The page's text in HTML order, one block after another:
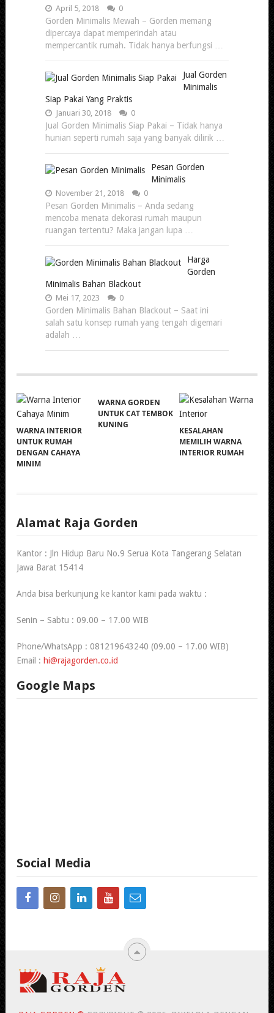
April 5, 2018 0
Gorden Minimalis Mewah – Gorden memang
dipercaya dapat memperindah atau
mempercantik rumah. Tidak hanya berfungsi …
Jual Gorden
Minimalis
Siap Pakai Yang Praktis
Januari 30, 2018 0
Jual Gorden Minimalis Siap Pakai – Tidak hanya
hunian seperti rumah saja yang banyak dilirik …
Pesan Gorden
Minimalis
November 21, 2018 0
Pesan Gorden Minimalis – Anda sedang
mencoba menata dekorasi rumah maupun
ruangan tertentu? Maka jangan lupa …
Harga
Gorden
Minimalis Bahan Blackout
Mei 17, 2023 0
Gorden Minimalis Bahan Blackout – Saat ini
salah satu konsep rumah yang tengah digemari
adalah …
WARNA INTERIOR
UNTUK RUMAH
DENGAN CAHAYA
MINIM
WARNA GORDEN
UNTUK CAT TEMBOK
KUNING
KESALAHAN
MEMILIH WARNA
INTERIOR RUMAH
Alamat Raja Gorden
Kantor : Jln Hidup Baru No.9 Serua Kota Tangerang Selatan
Jawa Barat 15414
Anda bisa berkunjung ke kantor kami pada waktu :
Senin – Sabtu : 09.00 – 17.00 WIB
Phone/WhatsApp : 081219643240 (09.00 – 17.00 WIB)
Email : hi@rajagorden.co.id
Google Maps
Social Media